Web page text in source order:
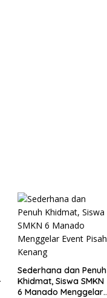
Sederhana dan Penuh
Khidmat, Siswa SMKN
6 Manado Menggelar